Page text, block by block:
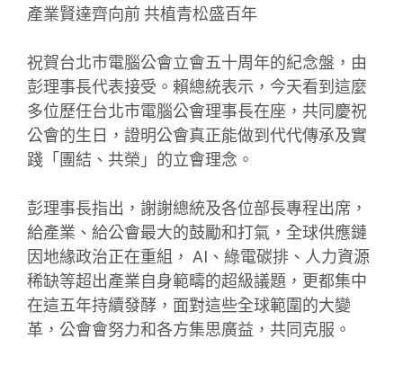
產業賢達齊向前 共植青松盛百年
祝賀台北市電腦公會立會五十周年的紀念盤，由
彭理事長代表接受。賴總統表示，今天看到這麼
多位歷任台北市電腦公會理事長在座，共同慶祝
公會的生日，證明公會真正能做到代代傳承及實
踐「團結、共榮」的立會理念。
彭理事長指出，謝謝總統及各位部長專程出席，
給產業、給公會最大的鼓勵和打氣，全球供應鏈
因地緣政治正在重組， AI、綠電碳排、人力資源
稀缺等超出產業自身範疇的超級議題，更都集中
在這五年持續發酵，面對這些全球範圍的大變
革，公會會努力和各方集思廣益，共同克服。